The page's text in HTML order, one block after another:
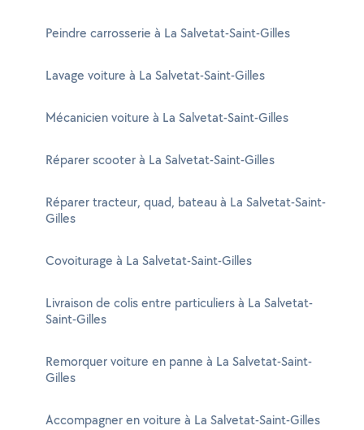
Peindre carrosserie à La Salvetat-Saint-Gilles
Lavage voiture à La Salvetat-Saint-Gilles
Mécanicien voiture à La Salvetat-Saint-Gilles
Réparer scooter à La Salvetat-Saint-Gilles
Réparer tracteur, quad, bateau à La Salvetat-Saint-
Gilles
Covoiturage à La Salvetat-Saint-Gilles
Livraison de colis entre particuliers à La Salvetat-
Saint-Gilles
Remorquer voiture en panne à La Salvetat-Saint-
Gilles
Accompagner en voiture à La Salvetat-Saint-Gilles